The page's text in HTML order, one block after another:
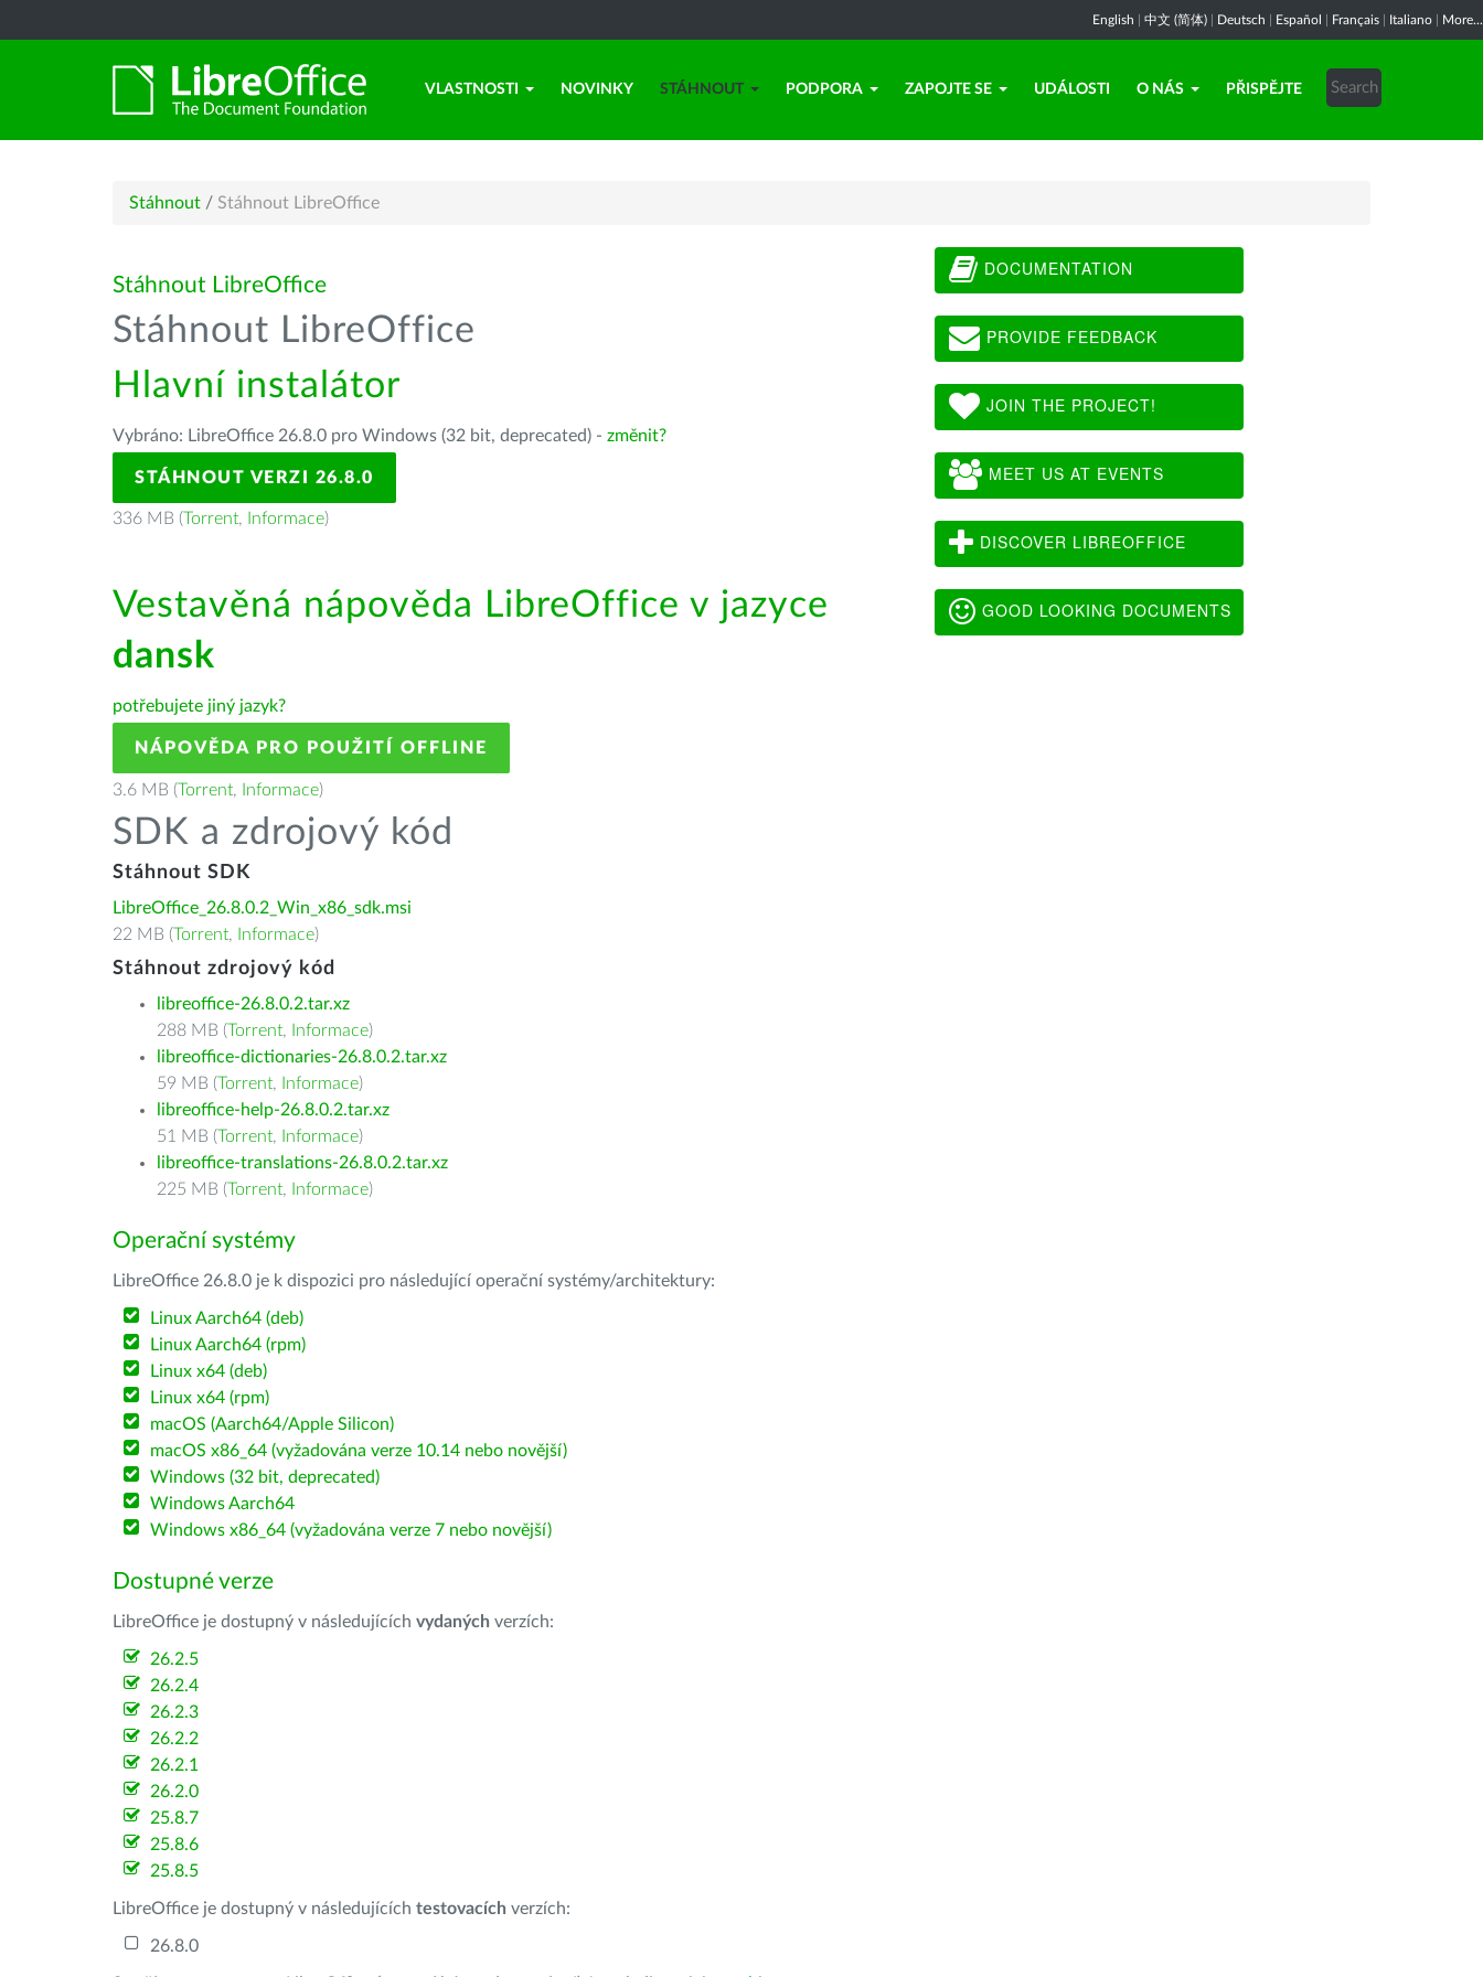
English 中文 (简体) Deutsch Español Français Italiano More...
VLASTNOSTI NOVINKY STÁHNOUT PODPORA ZAPOJTE SE UDÁLOSTI O NÁS PŘISPĚJTE
Stáhnout / Stáhnout LibreOffice
Stáhnout LibreOffice
Stáhnout LibreOffice
Hlavní instalátor
Vybráno: LibreOffice 26.8.0 pro Windows (32 bit, deprecated) - změnit?
STÁHNOUT VERZI 26.8.0
336 MB (Torrent, Informace)
Vestavěná nápověda LibreOffice v jazyce
dansk
potřebujete jiný jazyk?
NÁPOVĚDA PRO POUŽITÍ OFFLINE
3.6 MB (Torrent, Informace)
SDK a zdrojový kód
Stáhnout SDK
LibreOffice_26.8.0.2_Win_x86_sdk.msi
22 MB (Torrent, Informace)
Stáhnout zdrojový kód
libreoffice-26.8.0.2.tar.xz
288 MB (Torrent, Informace)
libreoffice-dictionaries-26.8.0.2.tar.xz
59 MB (Torrent, Informace)
libreoffice-help-26.8.0.2.tar.xz
51 MB (Torrent, Informace)
libreoffice-translations-26.8.0.2.tar.xz
225 MB (Torrent, Informace)
Operační systémy
LibreOffice 26.8.0 je k dispozici pro následující operační systémy/architektury:
Linux Aarch64 (deb)
Linux Aarch64 (rpm)
Linux x64 (deb)
Linux x64 (rpm)
macOS (Aarch64/Apple Silicon)
macOS x86_64 (vyžadována verze 10.14 nebo novější)
Windows (32 bit, deprecated)
Windows Aarch64
Windows x86_64 (vyžadována verze 7 nebo novější)
Dostupné verze
LibreOffice je dostupný v následujících vydaných verzích:
26.2.5
26.2.4
26.2.3
26.2.2
26.2.1
26.2.0
25.8.7
25.8.6
25.8.5
LibreOffice je dostupný v následujících testovacích verzích:
26.8.0
DOCUMENTATION
PROVIDE FEEDBACK
JOIN THE PROJECT!
MEET US AT EVENTS
DISCOVER LIBREOFFICE
GOOD LOOKING DOCUMENTS